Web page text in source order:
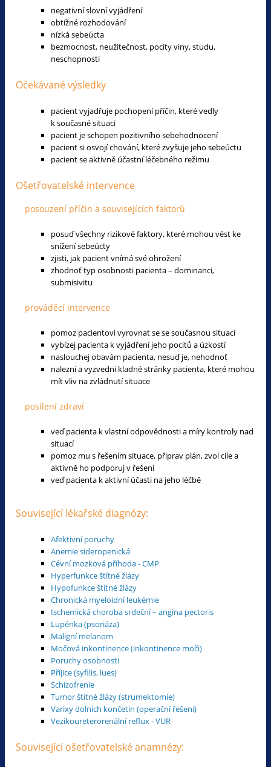
negativní slovní vyjádření
obtížné rozhodování
nízká sebeúcta
bezmocnost, neužitečnost, pocity viny, studu,
neschopnosti
Očekávané výsledky
pacient vyjadřuje pochopení příčin, které vedly
k současné situaci
pacient je schopen pozitivního sebehodnocení
pacient si osvojí chování, které zvyšuje jeho sebeúctu
pacient se aktivně účastní léčebného režimu
Ošetřovatelské intervence
posouzení příčin a souvisejících faktorů
posuď všechny rizikové faktory, které mohou vést ke
snížení sebeúcty
zjisti, jak pacient vnímá své ohrožení
zhodnoť typ osobnosti pacienta – dominanci,
submisivitu
prováděcí intervence
pomoz pacientovi vyrovnat se se současnou situací
vybízej pacienta k vyjádření jeho pocitů a úzkostí
naslouchej obavám pacienta, nesuď je, nehodnoť
nalezni a vyzvedni kladné stránky pacienta, které mohou
mít vliv na zvládnutí situace
posílení zdraví
veď pacienta k vlastní odpovědnosti a míry kontroly nad
situací
pomoz mu s řešením situace, připrav plán, zvol cíle a
aktivně ho podporuj v řešení
veď pacienta k aktivní účasti na jeho léčbě
Související lékařské diagnózy:
Afektivní poruchy
Anemie sideropenická
Cévní mozková příhoda - CMP
Hyperfunkce štítné žlázy
Hypofunkce štítné žlázy
Chronická myeloidní leukémie
Ischemická choroba srdeční – angina pectoris
Lupénka (psoriáza)
Maligní melanom
Močová inkontinence (inkontinence moči)
Poruchy osobnosti
Příjice (syfilis, lues)
Schizofrenie
Tumor štítné žlázy (strumektomie)
Varixy dolních končetin (operační řešení)
Vezikoureterorenální reflux - VUR
Související ošetřovatelské anamnézy: